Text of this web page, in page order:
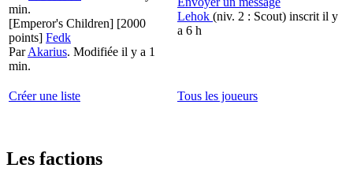
min.
[Emperor's Children] [2000
points] Fedk
ParAkarius. Modifiée il y a 1
min.
Lehok (niv. 2 : Scout) inscrit il y
a 6 h
Créer une liste Tous les joueurs
Les factions